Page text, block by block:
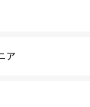
ア